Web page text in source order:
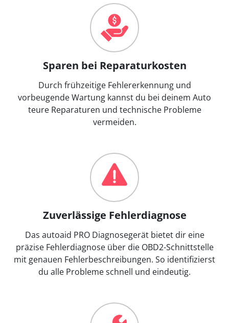
Sparen bei Reparaturkosten
Durch frühzeitige Fehlererkennung und
vorbeugende Wartung kannst du bei deinem Auto
teure Reparaturen und technische Probleme
vermeiden.
Zuverlässige Fehlerdiagnose
Das autoaid PRO Diagnosegerät bietet dir eine
präzise Fehlerdiagnose über die OBD2-Schnittstelle
mit genauen Fehlerbeschreibungen. So identifizierst
du alle Probleme schnell und eindeutig.